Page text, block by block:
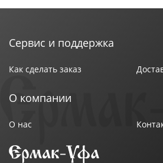
Сервис и поддержка
Как сделать заказ
О компании
О нас